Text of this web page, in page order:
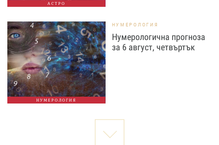
АСТРО
НУМЕРОЛОГИЯ
НУМЕРОЛОГИЯ
Нумерологична прогноза
за 6 август, четвъртък